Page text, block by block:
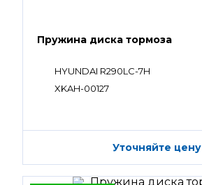
Пружина диска тормоза
HYUNDAI R290LC-7H
XKAH-00127
Уточняйте цену